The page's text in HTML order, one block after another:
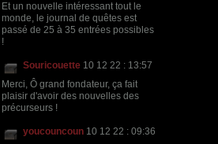
Et un nouvelle intéressant tout le
monde, le journal de quêtes est
passé de 25 à 35 entrées possibles
!
Souricouette 10 12 22 : 13:57
Merci, Ô grand fondateur, ça fait
plaisir d'avoir des nouvelles des
précurseurs !
youcouncoun 10 12 22 : 09:36